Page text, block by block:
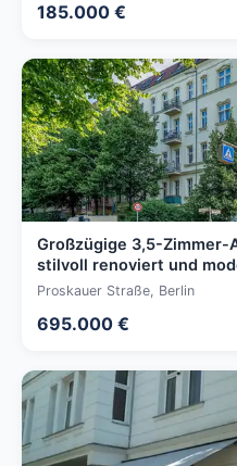
185.000 €
Großzügige 3,5-Zimmer-
stilvoll renoviert und
Proskauer Straße, Berlin
695.000 €